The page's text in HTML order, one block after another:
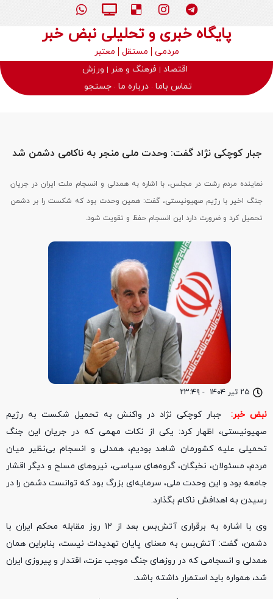
پایگاه خبری و تحلیلی نبض خبر
مردمی مستقل
معتبر
اقتصاد
فرهنگ و هنر
ورزش
تماس باما درباره ما جستجو
۲۵ تیر ۱۴۰۴ - ۲۳:۴۹
جبار کوچکی نژاد گفت: وحدت ملی منجر به ناکامی دشمن شد
نماینده مردم رشت در مجلس، با اشاره به همدلی و انسجام ملت ایران در جریان
جنگ اخیر با رژیم صهیونیستی، گفت: همین وحدت بود که شکست را بر دشمن
تحمیل کرد و ضرورت دارد این انسجام حفظ و تقویت شود.
نبض خبر: جبار کوچکی نژاد در واکنش به تحمیل شکست به رژیم
صهیونیستی، اظهار کرد: یکی از نکات مهمی که در جریان این جنگ
تحمیلی علیه کشورمان شاهد بودیم، همدلی و انسجام بی‌نظیر میان
مردم، مسئولان، نخبگان، گروه‌های سیاسی، نیروهای مسلح و دیگر اقشار
جامعه بود و این وحدت ملی، سرمایه‌ای بزرگ بود که توانست دشمن را در
رسیدن به اهدافش ناکام بگذارد.
وی با اشاره به برقراری آتش‌بس بعد از ۱۲ روز مقابله محکم ایران با
دشمن، گفت: آتش‌بس به معنای پایان تهدیدات نیست، بنابراین همان
همدلی و انسجامی که در روزهای جنگ موجب عزت، اقتدار و پیروزی ایران
شد، همواره باید استمرار داشته باشد.